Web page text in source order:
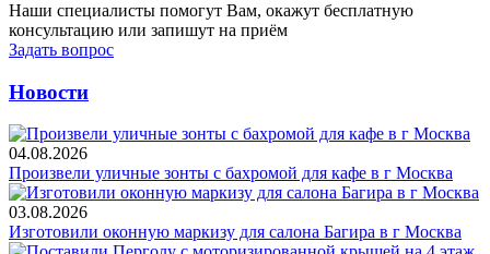
Наши специалисты помогут Вам, окажут бесплатную
консультацию или запишут на приём
Задать вопрос
Новости
04.08.2026
Произвели уличные зонты с бахромой для кафе в г Москва
03.08.2026
Изготовили оконную маркизу для салона Багира в г Москва